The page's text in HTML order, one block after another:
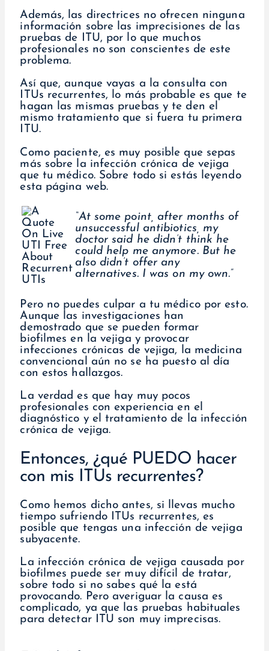
Además, las directrices no ofrecen ninguna
información sobre las imprecisiones de las
pruebas de ITU, por lo que muchos
profesionales no son conscientes de este
problema.
Así que, aunque vayas a la consulta con
ITUs recurrentes, lo más probable es que te
hagan las mismas pruebas y te den el
mismo tratamiento que si fuera tu primera
ITU.
Como paciente, es muy posible que sepas
más sobre la infección crónica de vejiga
que tu médico. Sobre todo si estás leyendo
esta página web.
“At some point, after months of
unsuccessful antibiotics, my
doctor said he didn’t think he
could help me anymore. But he
also didn’t offer any
alternatives. I was on my own.”
Pero no puedes culpar a tu médico por esto.
Aunque las investigaciones han
demostrado que se pueden formar
biofilmes en la vejiga y provocar
infecciones crónicas de vejiga, la medicina
convencional aún no se ha puesto al día
con estos hallazgos.
La verdad es que hay muy pocos
profesionales con experiencia en el
diagnóstico y el tratamiento de la infección
crónica de vejiga.
Entonces, ¿qué PUEDO hacer
con mis ITUs recurrentes?
Como hemos dicho antes, si llevas mucho
tiempo sufriendo ITUs recurrentes, es
posible que tengas una infección de vejiga
subyacente.
La infección crónica de vejiga causada por
biofilmes puede ser muy difícil de tratar,
sobre todo si no sabes qué la está
provocando. Pero averiguar la causa es
complicado, ya que las pruebas habituales
para detectar ITU son muy imprecisas.